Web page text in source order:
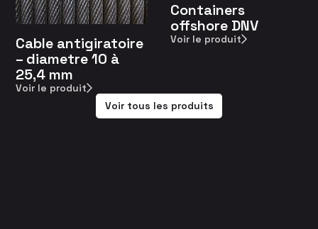
Cable antigiratoire
– diametre 10 à
25,4 mm
Voir le produit
Containers
offshore DNV
Voir le produit
Voir tous les produits